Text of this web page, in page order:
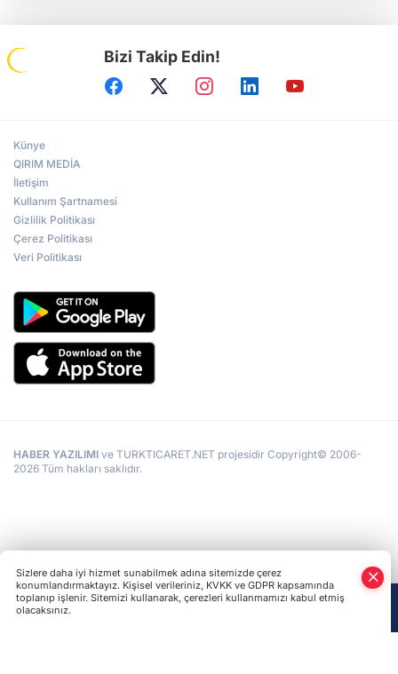
Bizi Takip Edin!
Künye
QIRIM MEDİA
İletişim
Kullanım Şartnamesi
Gizlilik Politikası
Çerez Politikası
Veri Politikası
HABER YAZILIMI ve TURKTICARET.NET projesidir Copyright© 2006-
2026 Tüm hakları saklıdır.
Sizlere daha iyi hizmet sunabilmek adına sitemizde çerez
konumlandırmaktayız. Kişisel verileriniz, KVKK ve GDPR kapsamında
toplanıp işlenir. Sitemizi kullanarak, çerezleri kullanmamızı kabul etmiş
olacaksınız.